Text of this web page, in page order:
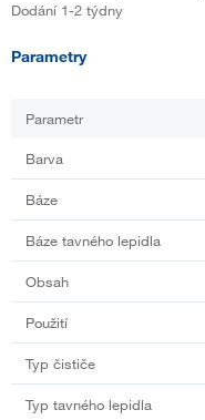
Dodání 1-2 týdny
Parametry
Parametr
Barva
Báze
Báze tavného lepidla
Obsah
Použití
Typ čističe
Typ tavného lepidla